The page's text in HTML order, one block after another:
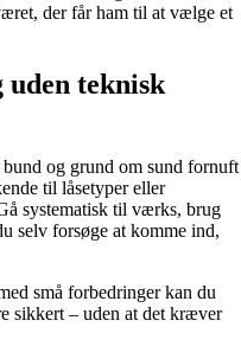
der får ham til at vælge et
teknisk
og grund om sund fornuft
til låsetyper eller
systematisk til værks, brug
selv forsøge at komme ind,
små forbedringer kan du
sikkert – uden at det kræver